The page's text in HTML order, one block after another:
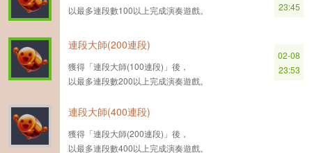
以最多連段數100以上完成演奏遊戲。
23:45
連段大師(200連段)
獲得「連段大師(100連段)」後，
以最多連段數200以上完成演奏遊戲。
02-08
23:53
連段大師(400連段)
獲得「連段大師(200連段)」後，
以最多連段數400以上完成演奏遊戲。